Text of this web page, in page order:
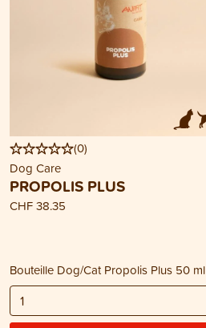
(0)
Dog Care
PROPOLIS PLUS
CHF 38.35
Bouteille Dog/Cat Propolis Plus 50 ml